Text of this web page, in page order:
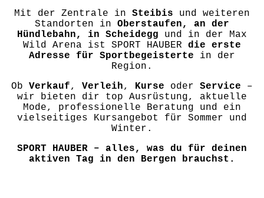
Mit der Zentrale in Steibis und weiteren
Standorten in Oberstaufen, an der
Hündlebahn, in Scheidegg und in der Max
Wild Arena ist SPORT HAUBER die erste
Adresse für Sportbegeisterte in der
Region.
Ob Verkauf, Verleih, Kurse oder Service –
wir bieten dir top Ausrüstung, aktuelle
Mode, professionelle Beratung und ein
vielseitiges Kursangebot für Sommer und
Winter.
SPORT HAUBER – alles, was du für deinen
aktiven Tag in den Bergen brauchst.